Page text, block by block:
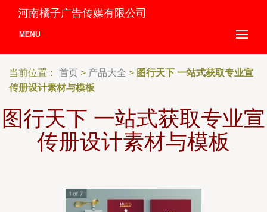
河南橘子广告传媒有限公司
MENU
当前位置： 首页 > 产品大全 > 图行天下 一站式获取专业宣
传册设计素材与模板
图行天下 一站式获取专业宣
传册设计素材与模板